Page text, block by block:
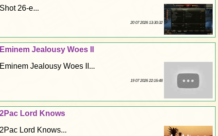
Shot 26-е...
20 07 2026 13:30:32
Eminem Jealousy Woes II
Eminem Jealousy Woes II...
19 07 2026 22:16:48
2Pac Lord Knows
2Pac Lord Knows...